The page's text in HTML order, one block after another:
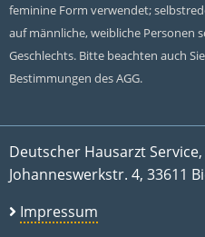
feminine Form verwendet;
auf männliche, weibliche Personen
Geschlechts. Bitte beachten auch
Bestimmungen des AGG.
Deutscher Hausarzt
Johanneswerkstr. 4, 33611
Impressum